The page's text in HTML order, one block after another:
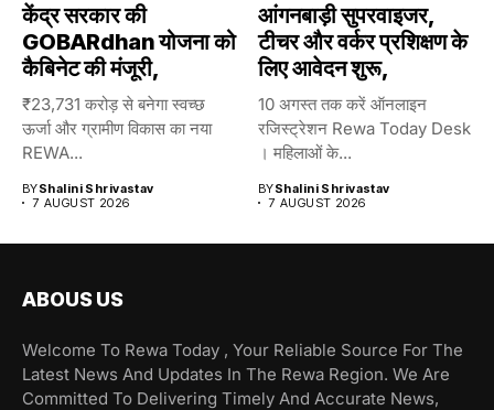
केंद्र सरकार की
GOBARdhan योजना को
कैबिनेट की मंजूरी,
₹23,731 करोड़ से बनेगा स्वच्छ
ऊर्जा और ग्रामीण विकास का नया
REWA...
BYShalini Shrivastav
7 AUGUST 2026
आंगनबाड़ी सुपरवाइजर,
टीचर और वर्कर प्रशिक्षण के
लिए आवेदन शुरू,
10 अगस्त तक करें ऑनलाइन
रजिस्ट्रेशन Rewa Today Desk
। महिलाओं के...
BYShalini Shrivastav
7 AUGUST 2026
ABOUS US
Welcome To Rewa Today , Your Reliable Source For The
Latest News And Updates In The Rewa Region. We Are
Committed To Delivering Timely And Accurate News,